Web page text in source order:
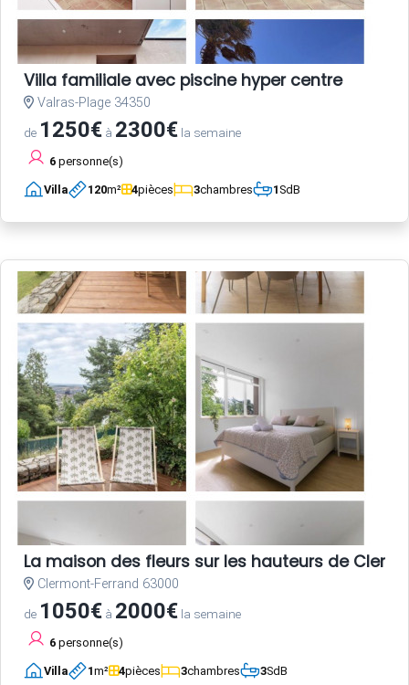
Villa familiale avec piscine hyper centre
Valras-Plage 34350
de 1250€ à 2300€ la semaine
6 personne(s)
Villa 120m² 4pièces 3chambres 1SdB
La maison des fleurs sur les hauteurs de
Clermont-Ferrand 63000
de 1050€ à 2000€ la semaine
6 personne(s)
Villa 1m² 4pièces 3chambres 3SdB